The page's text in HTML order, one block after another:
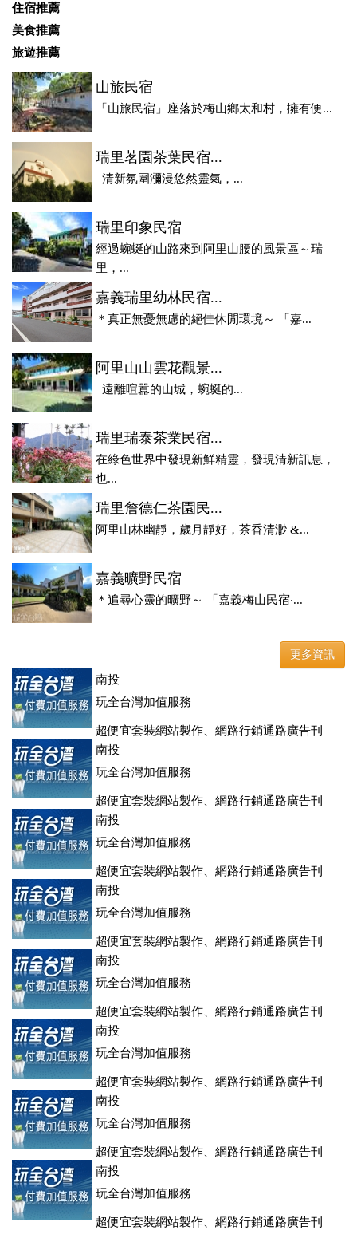
住宿推薦
美食推薦
旅遊推薦
山旅民宿
「山旅民宿」座落於梅山鄉太和村，擁有便...
瑞里茗園茶葉民宿...
清新氛圍瀰漫悠然靈氣，...
瑞里印象民宿
經過蜿蜒的山路來到阿里山腰的風景區～瑞
里，...
嘉義瑞里幼林民宿...
＊真正無憂無慮的絕佳休閒環境～ 「嘉...
阿里山山雲花觀景...
遠離喧囂的山城，蜿蜒的...
瑞里瑞泰茶業民宿...
在綠色世界中發現新鮮精靈，發現清新訊息，
也...
瑞里詹德仁茶園民...
阿里山林幽靜，歲月靜好，茶香清渺 &...
嘉義曠野民宿
＊追尋心靈的曠野～ 「嘉義梅山民宿‧...
更多資訊
南投
玩全台灣加值服務
超便宜套裝網站製作、網路行銷通路廣告刊
登、訂房系統、客房委託旅行社銷售，全面優惠中....
南投
玩全台灣加值服務
超便宜套裝網站製作、網路行銷通路廣告刊
登、訂房系統、客房委託旅行社銷售，全面優惠中....
南投
玩全台灣加值服務
超便宜套裝網站製作、網路行銷通路廣告刊
登、訂房系統、客房委託旅行社銷售，全面優惠中....
南投
玩全台灣加值服務
超便宜套裝網站製作、網路行銷通路廣告刊
登、訂房系統、客房委託旅行社銷售，全面優惠中....
南投
玩全台灣加值服務
超便宜套裝網站製作、網路行銷通路廣告刊
登、訂房系統、客房委託旅行社銷售，全面優惠中....
南投
玩全台灣加值服務
超便宜套裝網站製作、網路行銷通路廣告刊
登、訂房系統、客房委託旅行社銷售，全面優惠中....
南投
玩全台灣加值服務
超便宜套裝網站製作、網路行銷通路廣告刊
登、訂房系統、客房委託旅行社銷售，全面優惠中....
南投
玩全台灣加值服務
超便宜套裝網站製作、網路行銷通路廣告刊